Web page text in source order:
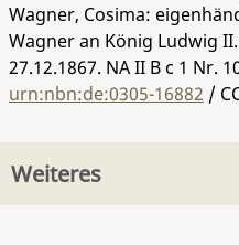
Wagner, Cosima:
Wagner an König Ludwig
27.12.1867. NA II B c 1 Nr.
urn:nbn:de:0305-16882 /
Weiteres